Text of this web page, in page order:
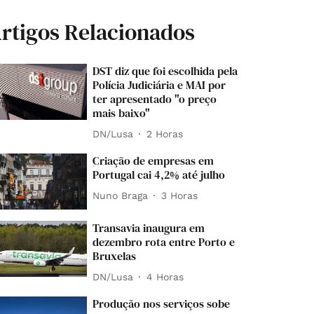
Relacionados
DST diz que foi escolhida pela
Polícia Judiciária e MAI por
ter apresentado "o preço
mais baixo"
DN/Lusa 2 Horas
Criação de empresas em
Portugal cai 4,2% até julho
Nuno Braga 3 Horas
Transavia inaugura em
dezembro rota entre Porto e
Bruxelas
DN/Lusa 4 Horas
Produção nos serviços sobe